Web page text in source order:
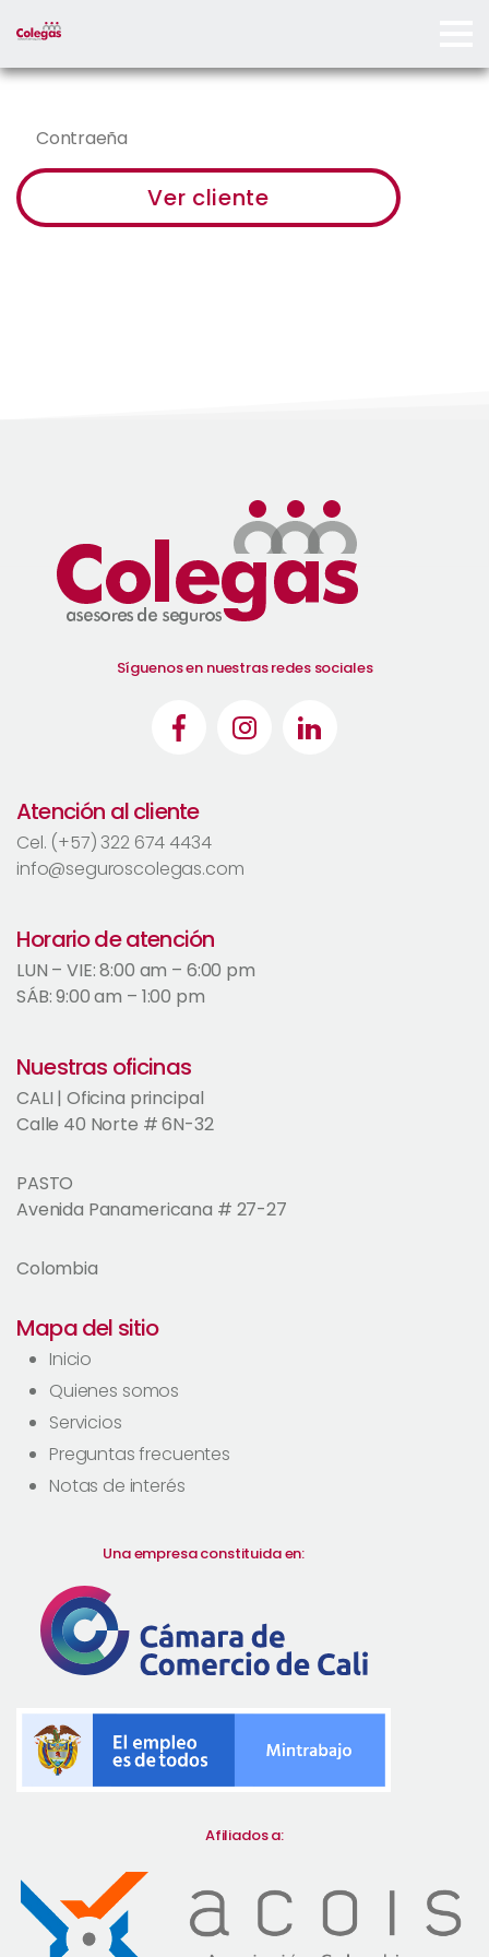
Síguenos en nuestras redes sociales
Atención al cliente
Cel. (+57) 322 674 4434
info@seguroscolegas.com
Horario de atención
LUN – VIE: 8:00 am – 6:00 pm
SÁB: 9:00 am – 1:00 pm
Nuestras oficinas
CALI | Oficina principal
Calle 40 Norte # 6N-32
PASTO
Avenida Panamericana # 27-27
Colombia
Mapa del sitio
Inicio
Quienes somos
Servicios
Preguntas frecuentes
Notas de interés
Una empresa constituida en:
Afiliados a: